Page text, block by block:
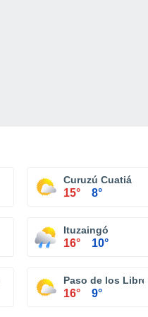
Curuzú Cuatiá
15° 8°
Ituzaingó
16° 10°
Paso de los Libres
16° 9°